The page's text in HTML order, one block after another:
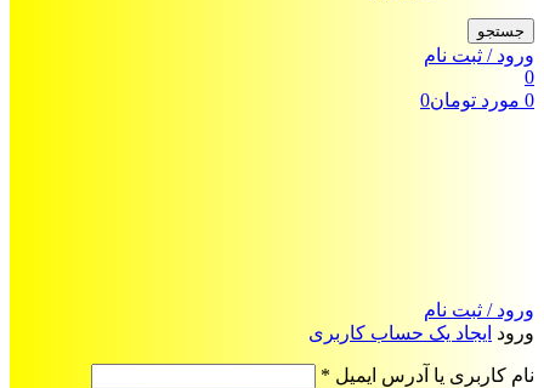
جستجو
ورود / ثبت نام
0
0 مورد تومان0
ورود / ثبت نام
ورود ایجاد یک حساب کاربری
نام کاربری یا آدرس ایمیل *